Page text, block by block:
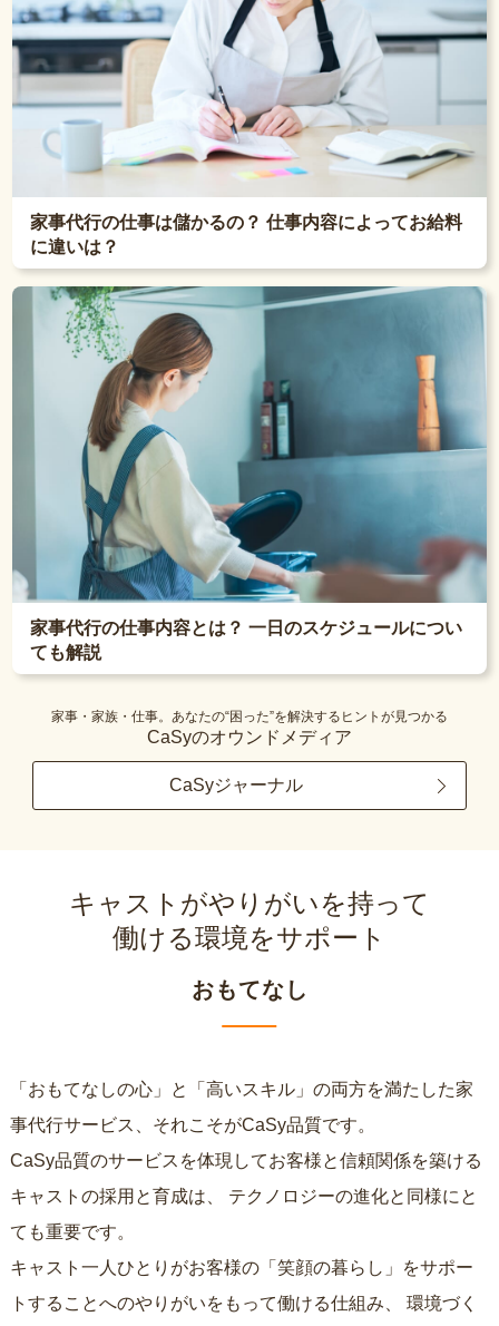
家事代行の仕事は儲かるの？ 仕事内容によってお給料
に違いは？
家事代行の仕事内容とは？ 一日のスケジュールについ
ても解説
家事・家族・仕事。あなたの“困った”を解決するヒントが見つかる
CaSyのオウンドメディア
CaSyジャーナル
キャストがやりがいを持って
働ける環境をサポート
おもてなし
「おもてなしの心」と「高いスキル」の両方を満たした家
事代行サービス、それこそがCaSy品質です。
CaSy品質のサービスを体現してお客様と信頼関係を築ける
キャストの採用と育成は、
ても重要です。
キャスト一人ひとりがお客様の「笑顔の暮らし」をサポー
トすることへのやりがいをもって働ける仕組み、